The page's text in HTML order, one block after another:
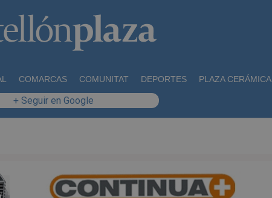
COMARCAS COMUNITAT DEPORTES PLAZA CERÁMICA
+ Seguir en Google